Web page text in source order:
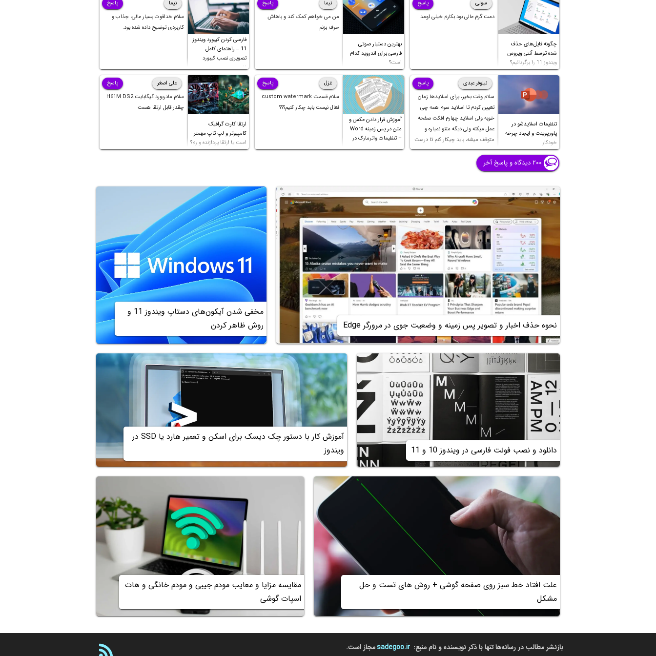
چگونه فایل‌های حذف
شده توسط آنتی ویروس
ویندوز 11 را برگردانیم؟
سولی
دمت گرم عالی بود بکارم خیلی اومد
پاسخ
بهترین دستیار صوتی
فارسی برای اندروید کدام
است؟
نیما
من می خواهم کمک کند و باهاش
حرف بزنم
پاسخ
فارسی کردن کیبورد ویندوز
11 – راهنمای کامل
تصویری نصب کیبورد
فارسی
نیما
سلام خداقوت بسیار عالی، جذاب و
کاربردی توضیح داده شده بود.
پاسخ
تنظیمات اسلایدشو در
پاورپوینت و ایجاد چرخه
خودکار
نیلوفر عبدی
سلام وقت بخیر، برای اسلایدها زمان
تعیین کردم تا اسلاید سوم همه چی
خوبه ولی اسلاید چهارم افکت صفحه
عمل میکنه ولی دیگه متنو نمیاره و
متوقف میشه، باید چیکار کنم تا درست
بشه؟ تایم صفحات قبل تا شش ثانیه
هست و اسلاید چهارم نزدیک چهار
دقیقه هست
پاسخ
آموزش قرار دادن عکس و
متن در پس زمینه Word
+ تنظیمات واترمارک در
ورد
غزل
سلام قسمت custom watermark
فعال نیست بابد چکار کنیم؟؟؟
پاسخ
ارتقا کارت گرافیک
کامپیوتر و لپ تاپ مهمتر
است یا ارتقا پردازنده و رم؟
علی اصغر
سلام مادربورد گیگابایت H61M DS2
چقدر قابل ارتقا هست
پاسخ
۲۰۰ دیدگاه و پاسخ آخر
نحوه حذف اخبار و تصویر پس زمینه و وضعیت جوی در مرورگر Edge
مخفی شدن آیکون‌های دستاپ ویندوز 11 و
روش ظاهر کردن
دانلود و نصب فونت فارسی در ویندوز 10 و 11
آموزش کار با دستور چک دیسک برای اسکن و تعمیر هارد یا SSD در
ویندوز
علت افتاد خط سبز روی صفحه گوشی + روش های تست و حل
مشکل
مقایسه مزایا و معایب مودم جیبی و مودم خانگی و هات
اسپات گوشی
بازنشر مطالب در رسانه‌ها تنها با ذکر نویسنده و نام منبع: sadegoo.irمجاز است.